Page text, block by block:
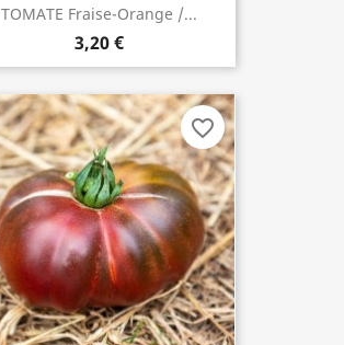
TOMATE Fraise-Orange /...
3,20 €
favorite_border